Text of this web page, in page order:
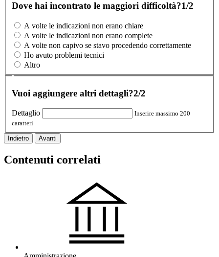
Dove hai incontrato le maggiori difficoltà?1/2
A volte le indicazioni non erano chiare
A volte le indicazioni non erano complete
A volte non capivo se stavo procedendo correttamente
Ho avuto problemi tecnici
Altro
Vuoi aggiungere altri dettagli?2/2
Dettaglio
Inserire massimo 200
caratteri
Indietro Avanti
Contenuti correlati